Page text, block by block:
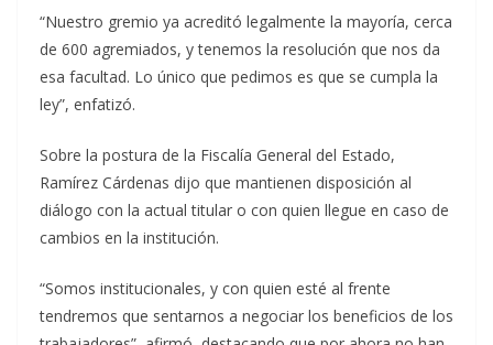
“Nuestro gremio ya acreditó legalmente la mayoría, cerca
de 600 agremiados, y tenemos la resolución que nos da
esa facultad. Lo único que pedimos es que se cumpla la
ley”, enfatizó.
Sobre la postura de la Fiscalía General del Estado,
Ramírez Cárdenas dijo que mantienen disposición al
diálogo con la actual titular o con quien llegue en caso de
cambios en la institución.
“Somos institucionales, y con quien esté al frente
tendremos que sentarnos a negociar los beneficios de los